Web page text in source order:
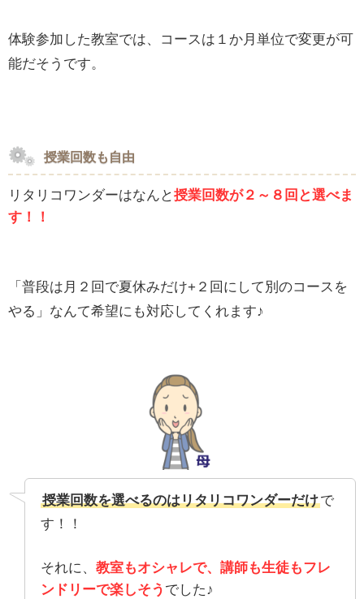
体験参加した教室では、コースは１か月単位で変更が可
能だそうです。
授業回数も自由
リタリコワンダーはなんと授業回数が２～８回と選べま
す！！
「普段は月２回で夏休みだけ+２回にして別のコースを
やる」なんて希望にも対応してくれます♪
授業回数を選べるのはリタリコワンダーだけで
す！！
それに、 教室もオシャレで、講師も生徒もフレ
ンドリーで楽しそう でした♪